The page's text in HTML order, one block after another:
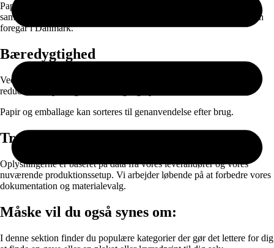
Papiret produceres i EU og leveres gennem nøje udvalgte
samarbejdspartnere. Selve printet, færdigproduktionen og pakningen
foregår i Danmark.
Bæredygtighed
Ved at kombinere ansvarlige materialer med on-demand produktion
reducerer vi spild og unødvendig lagerproduktion.
Papir og emballage kan sorteres til genanvendelse efter brug.
Transparens
Oplysningerne er baseret på data fra vores leverandører og vores
nuværende produktionssetup. Vi arbejder løbende på at forbedre vores
dokumentation og materialevalg.
Måske vil du også synes om:
I denne sektion finder du populære kategorier der gør det lettere for dig